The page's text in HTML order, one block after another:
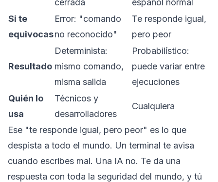
cerrada
español normal
Si te
equivocas
Error: "comando
no reconocido"
Te responde igual,
pero peor
Resultado
Determinista:
mismo comando,
misma salida
Probabilístico:
puede variar entre
ejecuciones
Quién lo
usa
Técnicos y
desarrolladores
Cualquiera
Ese "te responde igual, pero peor" es lo que
despista a todo el mundo. Un terminal te avisa
cuando escribes mal. Una IA no. Te da una
respuesta con toda la seguridad del mundo, y tú